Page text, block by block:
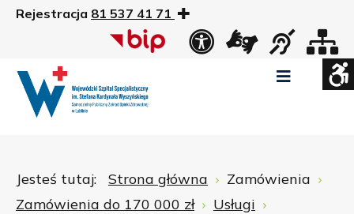
Rejestracja 81 537 41 71
Widok
Jesteś tutaj: Strona główna
Zamówienia
Zamówienia do 170 000 zł
Usługi